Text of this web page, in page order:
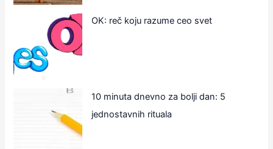
OK: reč koju razume ceo svet
10 minuta dnevno za bolji dan: 5
jednostavnih rituala